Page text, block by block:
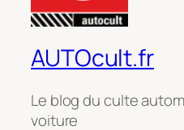
AUTOcult.fr
Le blog du culte
voiture